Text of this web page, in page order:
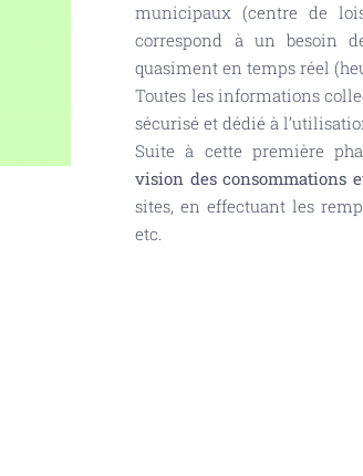
municipaux (centre de
correspond à un besoin
quasiment en temps réel
Toutes les informations
sécurisé et dédié à
Suite à cette première
vision des consommations
sites, en effectuant les
etc.